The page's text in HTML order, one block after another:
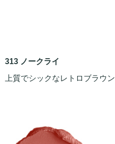
313 ノークライ
上質でシックなレトロブラウン